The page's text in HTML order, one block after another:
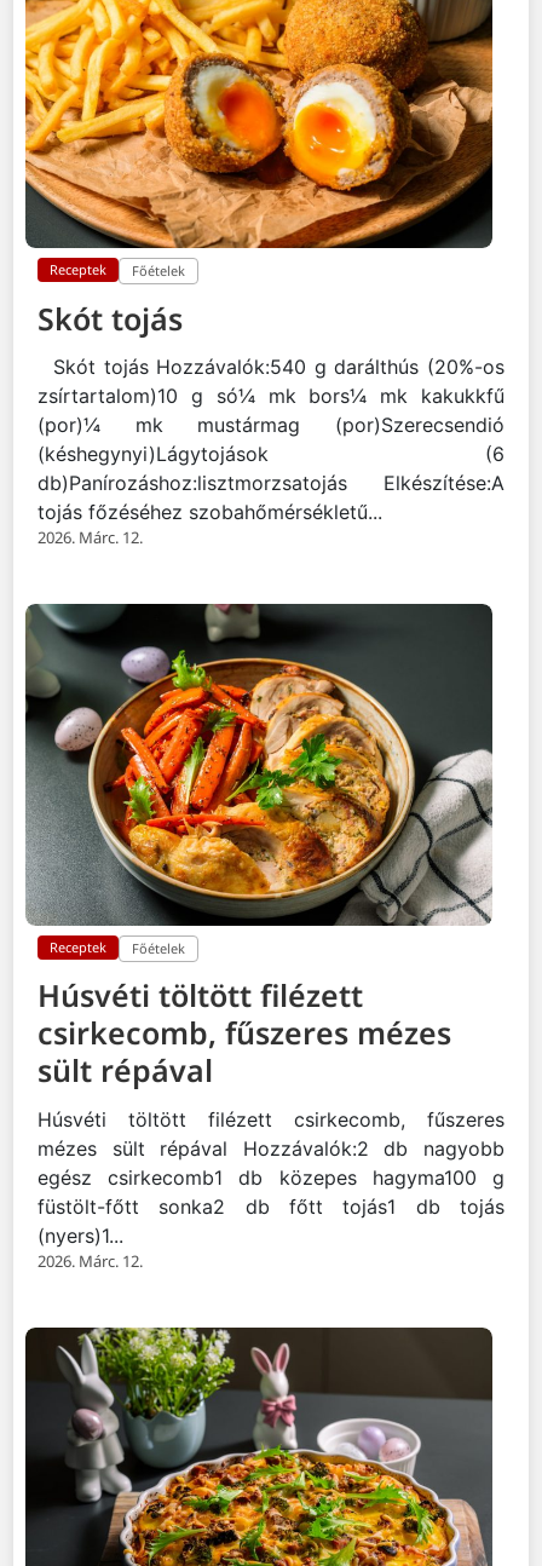
Receptek Főételek
Skót tojás
Skót tojás Hozzávalók:540 g darálthús (20%-os
zsírtartalom)10 g só¼ mk bors¼ mk kakukkfű
(por)¼ mk mustármag (por)Szerecsendió
(késhegynyi)Lágytojások (6
db)Panírozáshoz:lisztmorzsatojás Elkészítése:A
tojás főzéséhez szobahőmérsékletű...
2026. Márc. 12.
Receptek Főételek
Húsvéti töltött filézett
csirkecomb, fűszeres mézes
sült répával
Húsvéti töltött filézett csirkecomb, fűszeres
mézes sült répával Hozzávalók:2 db nagyobb
egész csirkecomb1 db közepes hagyma100 g
füstölt-főtt sonka2 db főtt tojás1 db tojás
(nyers)1...
2026. Márc. 12.